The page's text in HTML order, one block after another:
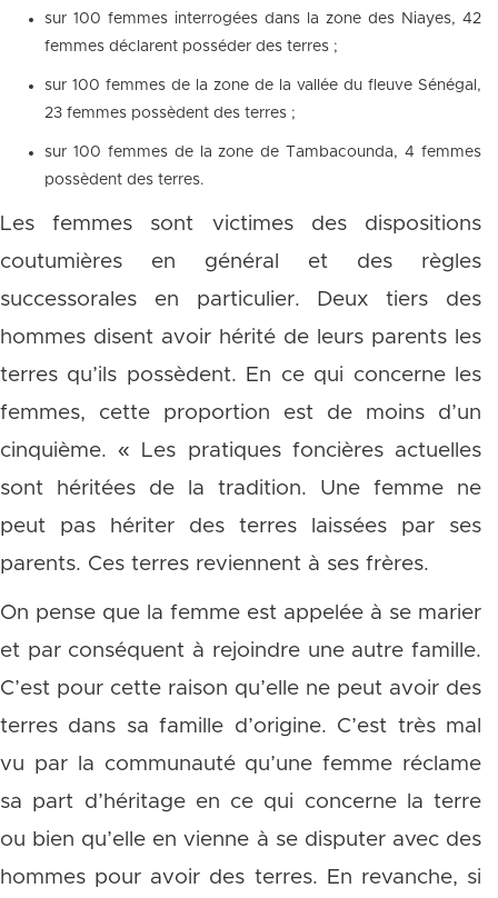
sur 100 femmes interrogées dans la zone des Niayes, 42
femmes déclarent posséder des terres ;
sur 100 femmes de la zone de la vallée du fleuve Sénégal,
23 femmes possèdent des terres ;
sur 100 femmes de la zone de Tambacounda, 4 femmes
possèdent des terres.
Les femmes sont victimes des dispositions
coutumières en général et des règles
successorales en particulier. Deux tiers des
hommes disent avoir hérité de leurs parents les
terres qu’ils possèdent. En ce qui concerne les
femmes, cette proportion est de moins d’un
cinquième. « Les pratiques foncières actuelles
sont héritées de la tradition. Une femme ne
peut pas hériter des terres laissées par ses
parents. Ces terres reviennent à ses frères.
On pense que la femme est appelée à se marier
et par conséquent à rejoindre une autre famille.
C’est pour cette raison qu’elle ne peut avoir des
terres dans sa famille d’origine. C’est très mal
vu par la communauté qu’une femme réclame
sa part d’héritage en ce qui concerne la terre
ou bien qu’elle en vienne à se disputer avec des
hommes pour avoir des terres. En revanche, si